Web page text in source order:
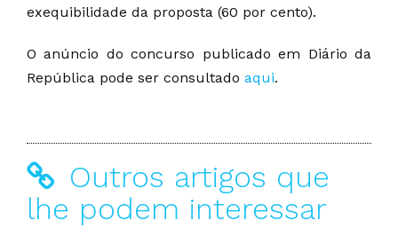
exequibilidade da proposta (60 por cento).
O anúncio do concurso publicado em Diário da
República pode ser consultado aqui.
Outros artigos que
lhe podem interessar